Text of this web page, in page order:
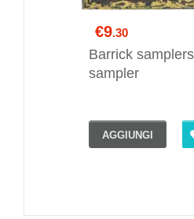
€9.30
Barrick
sampler
AGGIUNGI